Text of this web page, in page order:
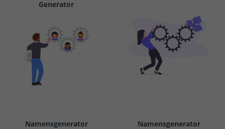
Generator
Namensgenerator
Namensgenerator